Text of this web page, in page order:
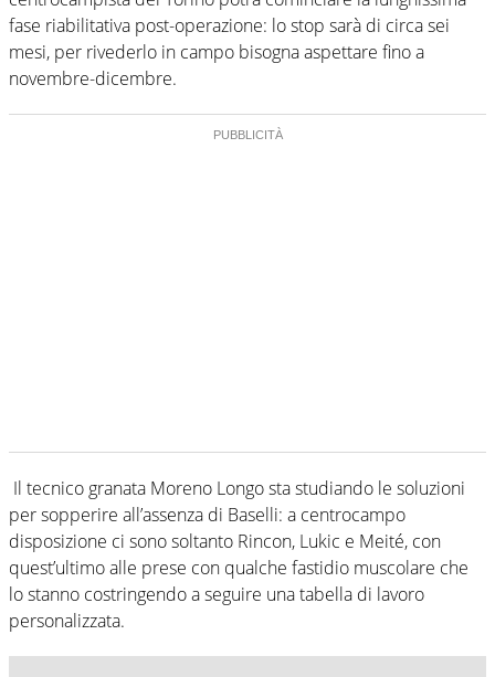
fase riabilitativa post-operazione: lo stop sarà di circa sei
mesi, per rivederlo in campo bisogna aspettare fino a
novembre-dicembre.
Il tecnico granata Moreno Longo sta studiando le soluzioni
per sopperire all’assenza di Baselli: a centrocampo
disposizione ci sono soltanto Rincon, Lukic e Meité, con
quest’ultimo alle prese con qualche fastidio muscolare che
lo stanno costringendo a seguire una tabella di lavoro
personalizzata.